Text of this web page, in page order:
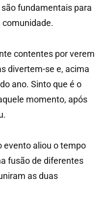
fundamentais para
comunidade.
contentes por verem
divertem-se e, acima
ano. Sinto que é o
momento, após
evento aliou o tempo
fusão de diferentes
as duas